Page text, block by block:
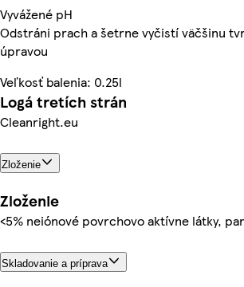
Vyvážené pH
Odstráni prach a šetrne vyčistí väčšinu
úpravou
Veľkosť balenia: 0.25l
Logá tretích strán
Cleanright.eu
Zloženie
Zloženie
<5% neiónové povrchovo aktívne látky,
Skladovanie a príprava